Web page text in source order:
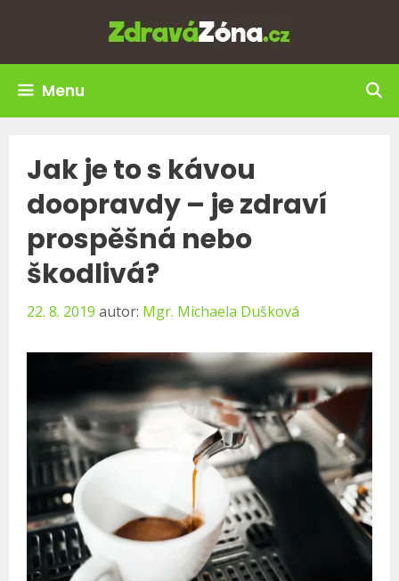
obsah
Menu
Jak je to s kávou
doopravdy – je zdraví
prospěšná nebo
škodlivá?
22. 8. 2019 autor: Mgr. Michaela Dušková